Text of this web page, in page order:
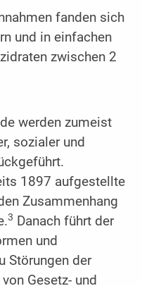
fanden sich
und in einfachen
zwischen 2
werden zumeist
sozialer und
1897 aufgestellte
Zusammenhang
3 Danach führt der
und
Störungen der
Gesetz- und